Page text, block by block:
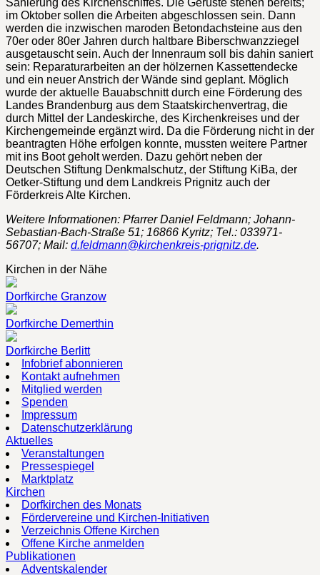
im Oktober sollen die Arbeiten abgeschlossen sein. Dann
werden die inzwischen maroden Betondachsteine aus den
70er oder 80er Jahren durch haltbare Biberschwanzziegel
ausgetauscht sein. Auch der Innenraum soll bis dahin saniert
sein: Reparaturarbeiten an der hölzernen Kassettendecke
und ein neuer Anstrich der Wände sind geplant. Möglich
wurde der aktuelle Bauabschnitt durch eine Förderung des
Landes Brandenburg aus dem Staatskirchenvertrag, die
durch Mittel der Landeskirche, des Kirchenkreises und der
Kirchengemeinde ergänzt wird. Da die Förderung nicht in der
beantragten Höhe erfolgen konnte, mussten weitere Partner
mit ins Boot geholt werden. Dazu gehört neben der
Deutschen Stiftung Denkmalschutz, der Stiftung KiBa, der
Oetker-Stiftung und dem Landkreis Prignitz auch der
Förderkreis Alte Kirchen.
Weitere Informationen: Pfarrer Daniel Feldmann; Johann-
Sebastian-Bach-Straße 51; 16866 Kyritz; Tel.: 033971-
56707; Mail: d.feldmann@kirchenkreis-prignitz.de.
Kirchen in der Nähe
Dorfkirche Granzow
Dorfkirche Demerthin
Dorfkirche Berlitt
Infobrief abonnieren
Kontakt aufnehmen
Mitglied werden
Spenden
Impressum
Datenschutzerklärung
Aktuelles
Veranstaltungen
Pressespiegel
Marktplatz
Kirchen
Dorfkirchen des Monats
Fördervereine und Kirchen-Initiativen
Verzeichnis Offene Kirchen
Offene Kirche anmelden
Publikationen
Adventskalender